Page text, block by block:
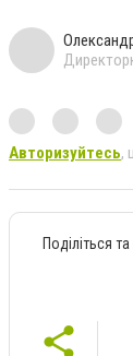
Авторизуйтесь,
Поділіться